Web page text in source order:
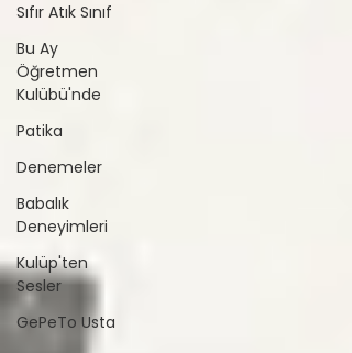
Sıfır Atık Sınıf
Bu Ay
Öğretmen
Kulübü'nde
Patika
Denemeler
Babalık
Deneyimleri
Kulüp'ten
Sesler
GePeTo Usta